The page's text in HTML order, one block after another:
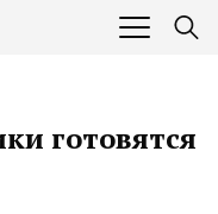
готовятся